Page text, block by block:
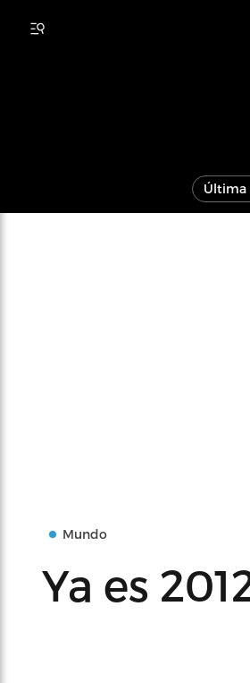
Última
Mundo
Ya es